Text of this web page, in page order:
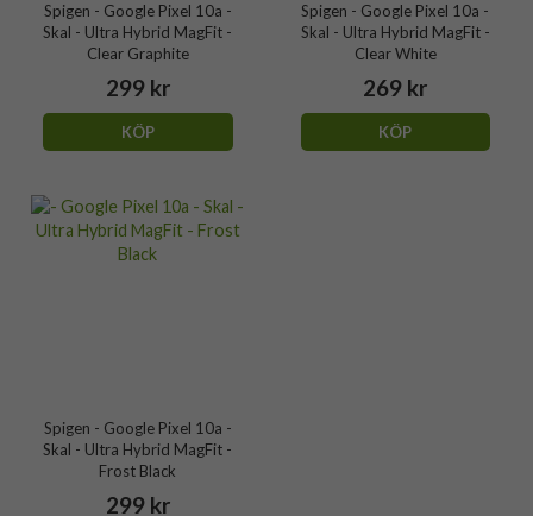
Spigen - Google Pixel 10a -
Skal - Ultra Hybrid MagFit -
Clear Graphite
299 kr
KÖP
Spigen - Google Pixel 10a -
Skal - Ultra Hybrid MagFit -
Clear White
269 kr
KÖP
Spigen - Google Pixel 10a -
Skal - Ultra Hybrid MagFit -
Frost Black
299 kr